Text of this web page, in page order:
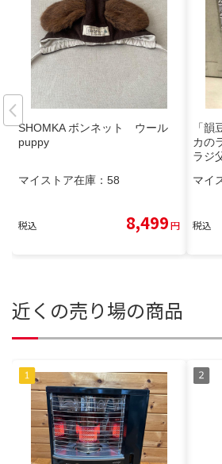
SHOMKA ボンネット ウール
puppy
マイストア在庫： 58
税込 8,499円
「
カの
ラジ
マイ
税込
近くの売り場の商品